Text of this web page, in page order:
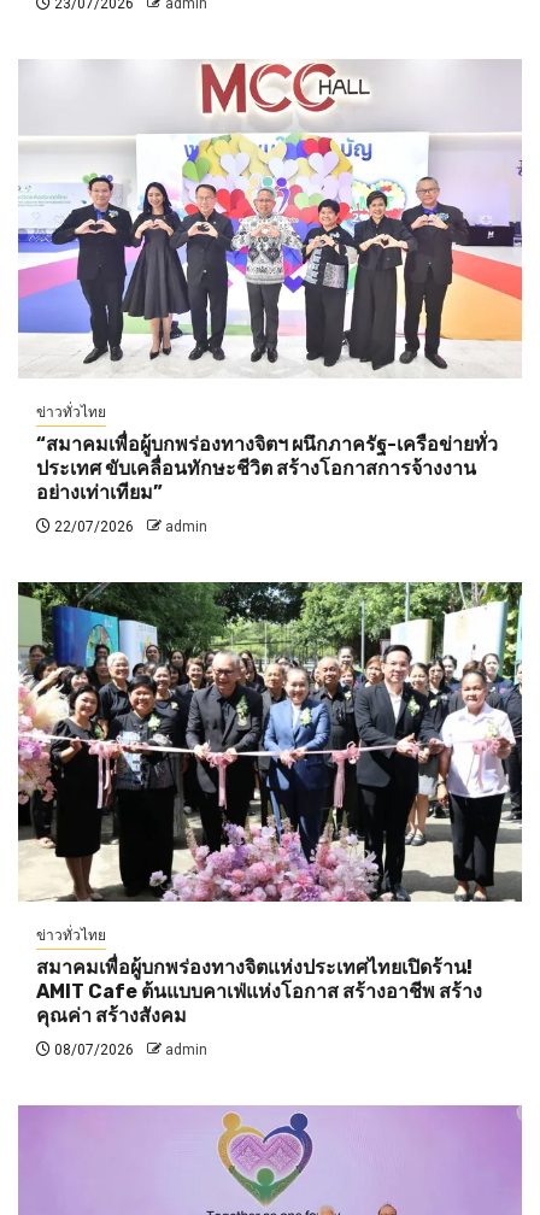
23/07/2026 admin
ข่าวทั่วไทย
“สมาคมเพื่อผู้บกพร่องทางจิตฯ ผนึกภาครัฐ-เครือข่ายทั่ว
ประเทศ ขับเคลื่อนทักษะชีวิต สร้างโอกาสการจ้างงาน
อย่างเท่าเทียม”
22/07/2026 admin
ข่าวทั่วไทย
สมาคมเพื่อผู้บกพร่องทางจิตแห่งประเทศไทยเปิดร้าน!
AMIT Cafe ต้นแบบคาเฟ่แห่งโอกาส สร้างอาชีพ สร้าง
คุณค่า สร้างสังคม
08/07/2026 admin